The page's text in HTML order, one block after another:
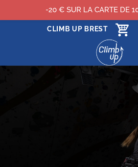
CLIMB UP BREST
-20 € SUR LA CARTE DE